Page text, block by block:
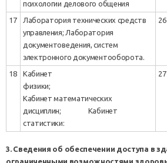
психологии делового общения
17
Лаборатория технических средств
управления; Лаборатория
документоведения, систем
электронного документооборота.
26
18
Кабинет
физики;
Кабинет математических
дисциплин; Кабинет
статистики:
27
3. Сведения об обеспечении доступа в
ограниченными возможностями